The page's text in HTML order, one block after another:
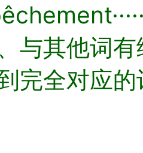
与其他词
完全对应